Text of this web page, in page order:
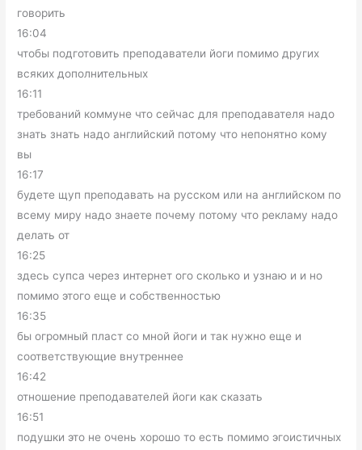
говорить
16:04
чтобы подготовить преподаватели йоги помимо других
всяких дополнительных
16:11
требований коммуне что сейчас для преподавателя надо
знать знать надо английский потому что непонятно кому
вы
16:17
будете щуп преподавать на русском или на английском по
всему миру надо знаете почему потому что рекламу надо
делать от
16:25
здесь супса через интернет ого сколько и узнаю и и но
помимо этого еще и собственностью
16:35
бы огромный пласт со мной йоги и так нужно еще и
соответствующие внутреннее
16:42
отношение преподавателей йоги как сказать
16:51
подушки это не очень хорошо то есть помимо эгоистичных